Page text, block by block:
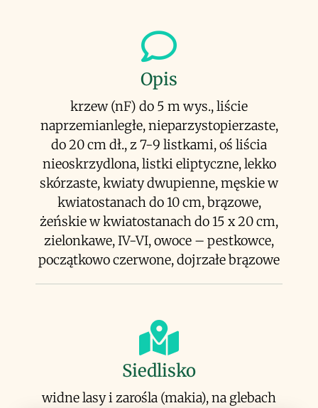
Opis
krzew (nF) do 5 m wys., liście
naprzemianległe, nieparzystopierzaste,
do 20 cm dł., z 7-9 listkami, oś liścia
nieoskrzydlona, listki eliptyczne, lekko
skórzaste, kwiaty dwupienne, męskie w
kwiatostanach do 10 cm, brązowe,
żeńskie w kwiatostanach do 15 x 20 cm,
zielonkawe, IV-VI, owoce – pestkowce,
początkowo czerwone, dojrzałe brązowe
Siedlisko
widne lasy i zarośla (makia), na glebach